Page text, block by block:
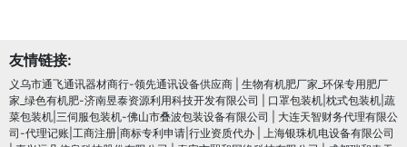
友情链接:
义乌市通飞通讯器材商行-领先通讯设备供应商
生物有机肥厂家_环保专用肥厂
家_绿色有机肥-济南昱泰资源利用科技开发有限公司
口罩包装机|枕式包装机|蔬
菜包装机|三伺服包装机-佛山市叠波包装设备有限公司
大连天智财务代理有限公
司-代理记账|工商注册|商标专利申请|行业资质代办
上海银珠机电设备有限公司